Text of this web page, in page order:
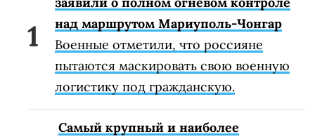
над маршрутом Мариуполь-Чонгар
Военные отметили, что россияне
пытаются маскировать свою военную
логистику под гражданскую.
Самый крупный и наиболее